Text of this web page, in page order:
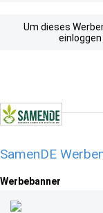
Um dieses
SamenDE
Werbebanner